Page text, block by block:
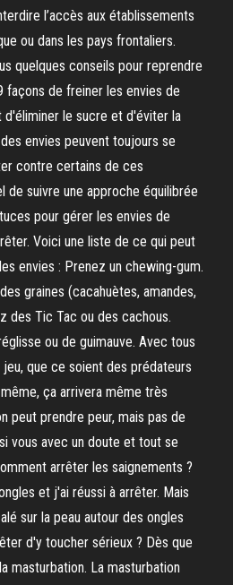
l’accès aux établissements
ou dans les pays frontaliers.
quelques conseils pour reprendre
de freiner les envies de
d'éliminer le sucre et d'éviter la
envies peuvent toujours se
contre certains de ces
de suivre une approche équilibrée
pour gérer les envies de
Voici une liste de ce qui peut
envies : Prenez un chewing-gum.
graines (cacahuètes, amandes,
des Tic Tac ou des cachous.
ou de guimauve. Avec tous
que ce soient des prédateurs
ça arrivera même très
peut prendre peur, mais pas de
vous avec un doute et tout se
arrêter les saignements ?
et j'ai réussi à arrêter. Mais
sur la peau autour des ongles
d'y toucher sérieux ? Dès que
masturbation. La masturbation